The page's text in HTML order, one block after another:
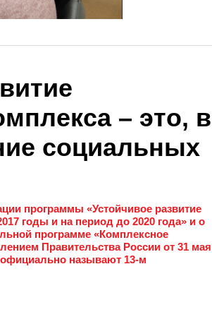
– это, в
социальных
программы «Устойчивое развитие
годы и на период до 2020 года» и о
программе «Комплексное
Правительства России от 31 мая
называют 13-м